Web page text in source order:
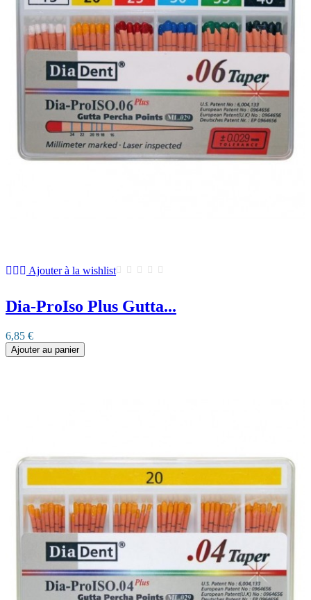
Ajouter à la wishlist
Dia-ProIso Plus Gutta...
6,85 €
Ajouter au panier